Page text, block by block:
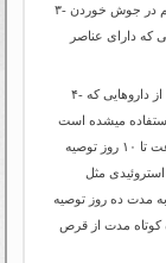
در جوش خوردن
که دارای عناصر
۴- داروهای استفاده شده بعد ازعمل زیبایی بینی : علاوه بر استفاده از داروهایی که
استفاده میشده است
مصرف آنتی بیوتیک مثل قرص سیپروفلوگزاسین ۵۰۰ هر ۱۲ ساعت تا ۱۰ روز توصیه
مثل
یک عدد با دوز ۲۰۰ میلی گرم به مدت ده روز توصیه
کوتاه مدت از قرص